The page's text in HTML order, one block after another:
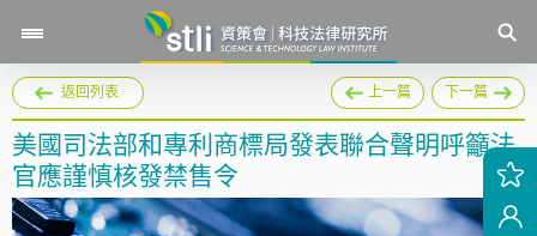
返回列表 上一篇 下一篇
美國司法部和專利商標局發表聯合聲明呼籲法
官應謹慎核發禁售令